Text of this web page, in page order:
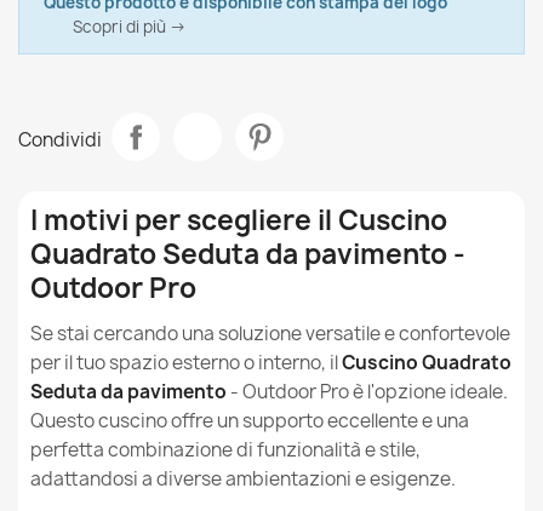
Il cuscino di seduta si adatta ai miei interni
minimalisti?
balcone o della mia terrazza?
bambini?
Qual è il nylon di cui sono fatti i pouf sacco per
esterni?
I pouf sacco in nylon sono impermeabili?
Come proteggere dal sole un pouf sacco in nylon?
Come pulire e curare i pouf sacco in nylon?
Materiale
Tipo
Destinazione Da Interno Ed Esterno
Garanzia Materiale 24 Mesi
Riferimenti Specifici
Ean13
5907500867186
Scopri di più →
Condividi
I motivi per scegliere il Cuscino
Quadrato Seduta da pavimento -
Outdoor Pro
Se stai cercando una soluzione versatile e confortevole
per il tuo spazio esterno o interno, ilCuscino Quadrato
Seduta da pavimento - Outdoor Pro è l'opzione ideale.
Questo cuscino offre un supporto eccellente e una
perfetta combinazione di funzionalità e stile,
adattandosi a diverse ambientazioni e esigenze.